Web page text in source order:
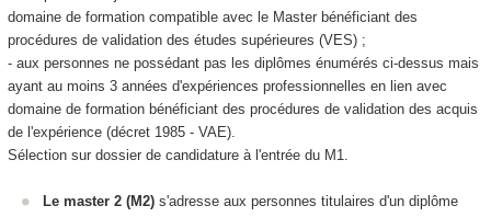
domaine de formation compatible avec le Master bénéficiant des
procédures de validation des études supérieures (VES) ;
- aux personnes ne possédant pas les diplômes énumérés ci-dessus mais
ayant au moins 3 années d'expériences professionnelles en lien avec
domaine de formation bénéficiant des procédures de validation des acquis
de l'expérience(décret 1985 - VAE).
Sélection sur dossier de candidature à l'entrée du M1.
Le master 2 (M2) s'adresse aux personnes titulaires d'un diplôme